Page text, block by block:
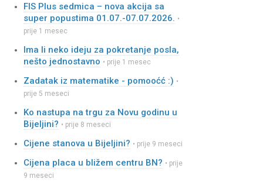
FIS Plus sedmica – nova akcija sa
super popustima 01.07.-07.07.2026. •
prije 1 mesec
Ima li neko ideju za pokretanje posla,
nešto jednostavno • prije 1 mesec
Zadatak iz matematike - pomooćć :) •
prije 5 meseci
Ko nastupa na trgu za Novu godinu u
Bijeljini? • prije 8 meseci
Cijene stanova u Bijeljini? • prije 9 meseci
Cijena placa u bližem centru BN? • prije
9 meseci